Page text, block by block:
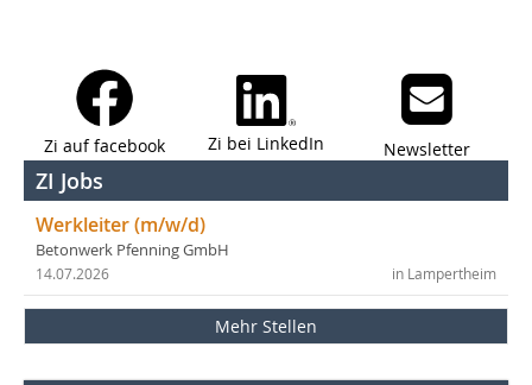
Zi auf facebook Zi bei LinkedIn Newsletter
ZI Jobs
Werkleiter (m/w/d)
Betonwerk Pfenning GmbH
in Lampertheim
14.07.2026
Mehr Stellen